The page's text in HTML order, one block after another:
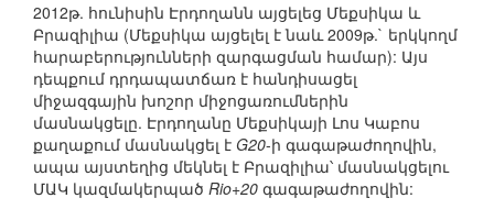
2012թ. հունիսին Էրդողանն այցելեց Մեքսիկա և
Բրազիլիա (Մեքսիկա այցելել է նաև 2009թ.` երկկողմ
հարաբերությունների զարգացման համար): Այս
դեպքում դրդապատճառ է հանդիսացել
միջազգային խոշոր միջոցառումներին
մասնակցելը. Էրդողանը Մեքսիկայի Լոս Կաբոս
քաղաքում մասնակցել է G20-ի գագաթաժողովին,
ապա այստեղից մեկնել է Բրազիլիա՝ մասնակցելու
ՄԱԿ կազմակերպած Rio+20 գագաթաժողովին: